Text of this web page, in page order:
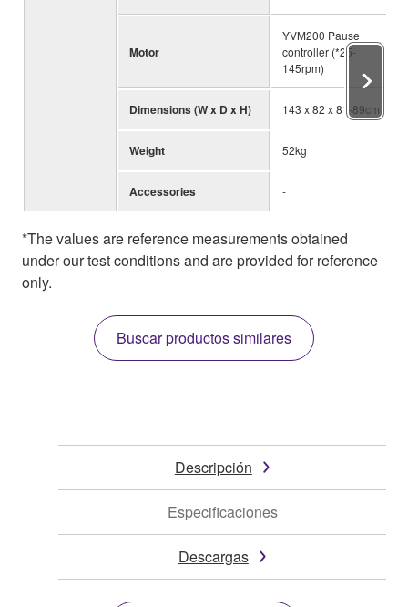
Motor
YVM200 Pause
controller (*25-
145rpm)
Dimensions (W x D x H) 143 x 82 x 81-89cm
Weight 52kg
Accessories -
*The values are reference measurements obtained
under our test conditions and are provided for reference
only.
Buscar productos similares
Descripción
Especificaciones
Descargas